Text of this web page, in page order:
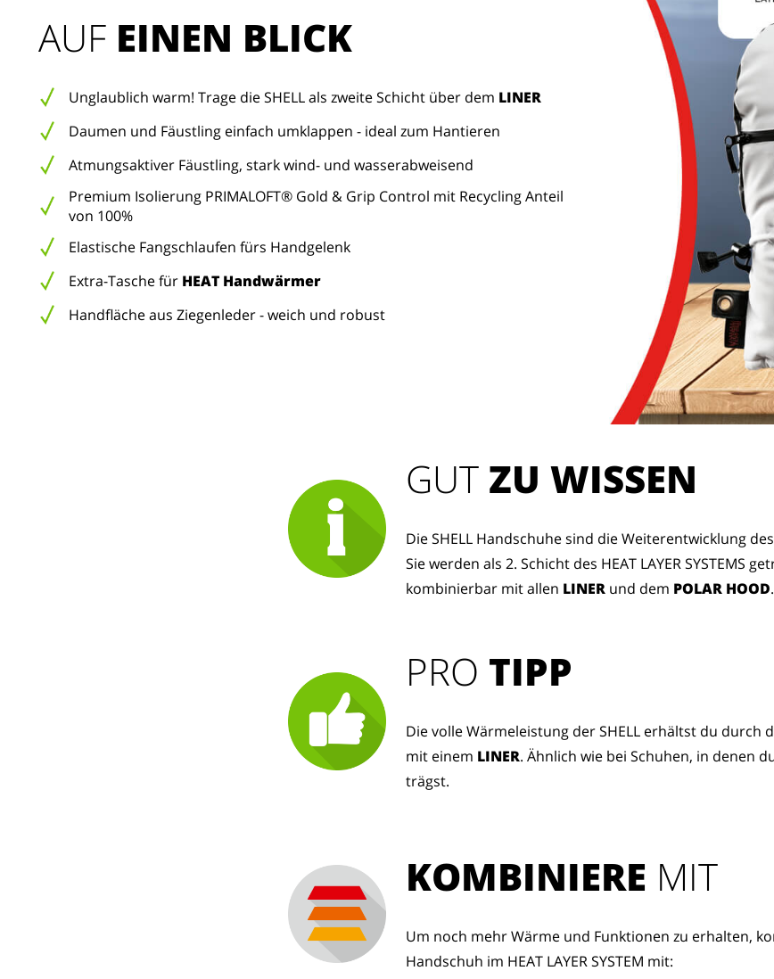
AUF EINEN BLICK
Unglaublich warm! Trage die SHELL als zweite Schicht über dem LINER
Daumen und Fäustling einfach umklappen - ideal zum Hantieren
Atmungsaktiver Fäustling, stark wind- und wasserabweisend
Premium Isolierung PRIMALOFT® Gold & Grip Control mit Recycling Anteil
von 100%
Elastische Fangschlaufen fürs Handgelenk
Extra-Tasche für HEAT Handwärmer
Handfläche aus Ziegenleder - weich und robust
PRO TIPP
Die volle Wärmeleistung der SHELL erhältst du durch
mit einem LINER. Ähnlich wie bei Schuhen, in denen
trägst.
GUT ZU WISSEN
Die SHELL Handschuhe sind die Weiterentwicklung des
Sie werden als 2. Schicht des HEAT LAYER SYSTEMS
kombinierbar mit allen LINER und dem POLAR HOOD.
KOMBINIERE MIT
Um noch mehr Wärme und Funktionen zu erhalten,
Handschuh im HEAT LAYER SYSTEM mit: